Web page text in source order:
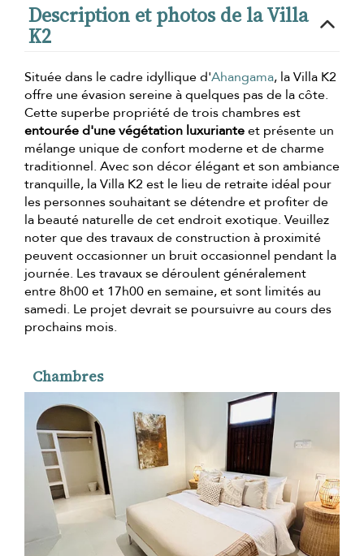
Description et photos de la Villa
K2
Située dans le cadre idyllique d'Ahangama, la Villa K2
offre une évasion sereine à quelques pas de la côte.
Cette superbe propriété de trois chambres est
entourée d'une végétation luxurianteet présente un
mélange unique de confort moderne et de charme
traditionnel. Avec son décor élégant et son ambiance
tranquille, la Villa K2 est le lieu de retraite idéal pour
les personnes souhaitant se détendre et profiter de
la beauté naturelle de cet endroit exotique. Veuillez
noter que des travaux de construction à proximité
peuvent occasionner un bruit occasionnel pendant la
journée. Les travaux se déroulent généralement
entre 8h00 et 17h00 en semaine, et sont limités au
samedi. Le projet devrait se poursuivre au cours des
prochains mois.
Chambres